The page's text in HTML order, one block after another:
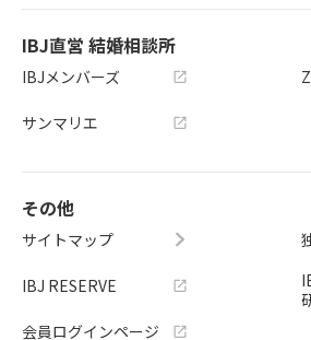
IBJ直営 結婚相談所
IBJメンバーズ
サンマリエ
その他
サイトマップ
IBJ RESERVE
会員ログインページ